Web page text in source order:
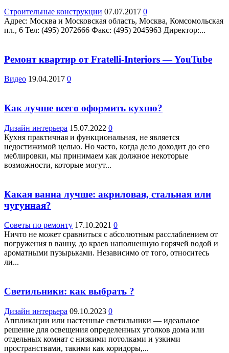
Строительные конструкции 07.07.2017 0
Адрес: Москва и Московская область, Москва, Комсомольская
пл., 6 Teл: (495) 2072666 Факс: (495) 2045963 Директор:...
Ремонт квартир от Fratelli-Interiors — YouTube
Видео 19.04.2017 0
Как лучше всего оформить кухню?
Дизайн интерьера 15.07.2022 0
Кухня практичная и функциональная, не является
недостижимой целью. Но часто, когда дело доходит до его
меблировки, мы принимаем как должное некоторые
возможности, которые могут...
Какая ванна лучше: акриловая, стальная или
чугунная?
Советы по ремонту 17.10.2021 0
Ничто не может сравниться с абсолютным расслаблением от
погружения в ванну, до краев наполненную горячей водой и
ароматными пузырьками. Независимо от того, относитесь
ли...
Светильники: как выбрать ?
Дизайн интерьера 09.10.2023 0
Аппликации или настенные светильники — идеальное
решение для освещения определенных уголков дома или
отдельных комнат с низкими потолками и узкими
пространствами, такими как коридоры,...